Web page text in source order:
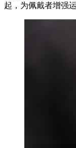
起，为佩戴者增强